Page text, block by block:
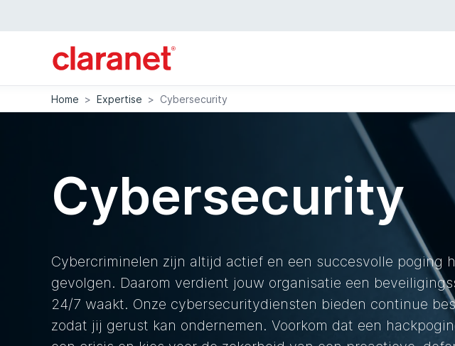
Home > Expertise > Cybersecurity
Cybersecurity
Cybercriminelen zijn altijd actief en een succesvolle poging
gevolgen. Daarom verdient jouw organisatie een
24/7 waakt. Onze cybersecuritydiensten bieden continue
zodat jij gerust kan ondernemen. Voorkom dat een